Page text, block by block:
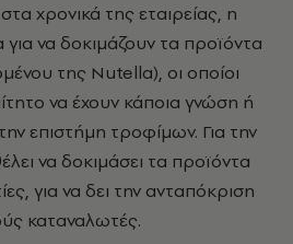
χρονικά της εταιρείας, η
να δοκιμάζουν τα προϊόντα
της Nutella), οι οποίοι
να έχουν κάποια γνώση ή
επιστήμη τροφίμων. Για την
να δοκιμάσει τα προϊόντα
για να δει την ανταπόκριση
καταναλωτές.